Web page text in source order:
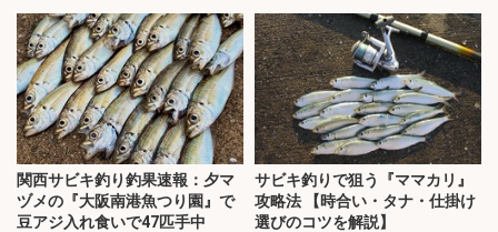
関西サビキ釣り釣果速報：夕マ
ヅメの『大阪南港魚つり園』で
豆アジ入れ食いで47匹手中
サビキ釣りで狙う『ママカリ』
攻略法 【時合い・タナ・仕掛け
選びのコツを解説】